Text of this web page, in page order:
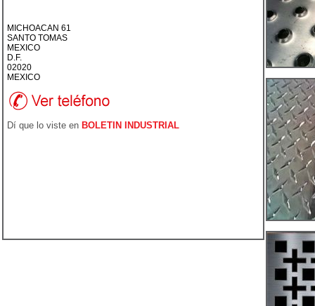
MICHOACAN 61
SANTO TOMAS
MEXICO
D.F.
02020
MEXICO
Dí que lo viste en BOLETIN INDUSTRIAL